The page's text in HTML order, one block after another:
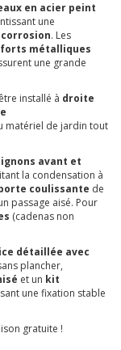
en acier peint
une
. Les
métalliques
une grande
installé à droite
matériel de jardin tout
avant et
la condensation à
coulissante de
passage aisé. Pour
(cadenas non
détaillée avec
plancher,
et un kit
une fixation stable
gratuite !